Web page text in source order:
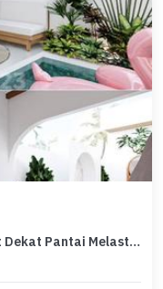
Dijual Villa Murah di Kawasan Expart Dekat Pantai Melasti Ungasan